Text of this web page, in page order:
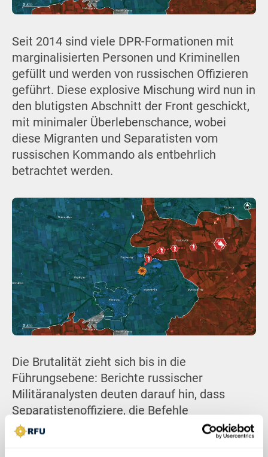
Seit 2014 sind viele DPR-Formationen mit
marginalisierten Personen und Kriminellen
gefüllt und werden von russischen Offizieren
geführt. Diese explosive Mischung wird nun in
den blutigsten Abschnitt der Front geschickt,
mit minimaler Überlebenschance, wobei
diese Migranten und Separatisten vom
russischen Kommando als entbehrlich
betrachtet werden.
Die Brutalität zieht sich bis in die
Führungsebene: Berichte russischer
Militäranalysten deuten darauf hin, dass
Separatistenoffiziere, die Befehle
hinterfragen oder zögern, ihre Männer in
großer Zahl zu opfern, oft einfach